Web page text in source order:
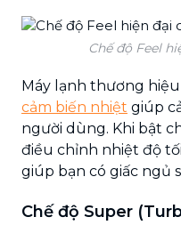
Chế độ Feel
Máy lạnh thương
cảm biến nhiệt giúp
người dùng. Khi bật
điều chỉnh nhiệt độ
giúp bạn có giấc ngủ
Chế độ Super